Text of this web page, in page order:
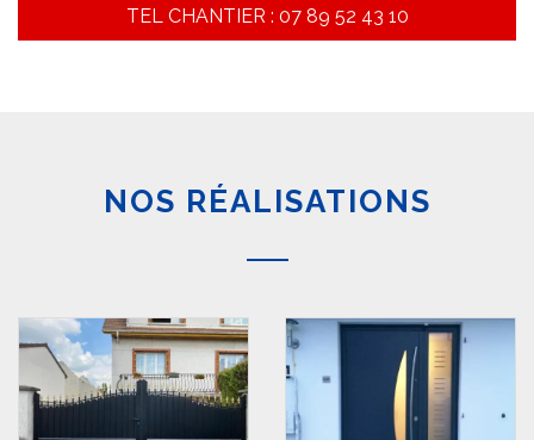
TEL CHANTIER : 07 89 52 43 10
NOS RÉALISATIONS